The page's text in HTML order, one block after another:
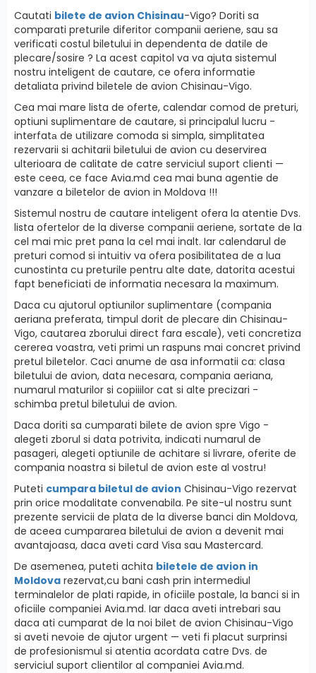
Cautati bilete de avion Chisinau-Vigo? Doriti sa
comparati preturile diferitor companii aeriene, sau sa
verificati costul biletului in dependenta de datile de
plecare/sosire ? La acest capitol va va ajuta sistemul
nostru inteligent de cautare, ce ofera informatie
detaliata privind biletele de avion Chisinau-Vigo.
Cea mai mare lista de oferte, calendar comod de preturi,
optiuni suplimentare de cautare, si principalul lucru -
interfatа de utilizare comoda si simpla, simplitatea
rezervarii si achitarii biletului de avion cu deservirea
ulterioara de calitate de catre serviciul suport clienti —
este ceea, ce face Avia.md cea mai buna agentie de
vanzare a biletelor de avion in Moldova !!!
Sistemul nostru de cautare inteligent ofera la atentie Dvs.
lista ofertelor de la diverse companii aeriene, sortate de la
cel mai mic pret pana la cel mai inalt. Iar calendarul de
preturi comod si intuitiv va ofera posibilitatea de a lua
cunostinta cu preturile pentru alte date, datorita acestui
fapt beneficiati de informatia necesara la maximum.
Daca cu ajutorul optiunilor suplimentare (compania
aeriana preferata, timpul dorit de plecare din Chisinau-
Vigo, cautarea zborului direct fara escale), veti concretiza
cererea voastra, veti primi un raspuns mai concret privind
pretul biletelor. Caci anume de asa informatii ca: clasa
biletului de avion, data necesara, compania aeriana,
numarul maturilor si copiiilor cat si alte precizari -
schimba pretul biletului de avion.
Daca doriti sa cumparati bilete de avion spre Vigo -
alegeti zborul si data potrivita, indicati numarul de
pasageri, alegeti optiunile de achitare si livrare, oferite de
compania noastra si biletul de avion este al vostru!
Puteti cumpara biletul de avion Chisinau-Vigo rezervat
prin orice modalitate convenabila. Pe site-ul nostru sunt
prezente servicii de plata de la diverse banci din Moldova,
de aceea cumpararea biletului de avion a devenit mai
avantajoasa, daca aveti card Visa sau Mastercard.
De asemenea, puteti achita biletele de avion in
Moldova rezervat,cu bani cash prin intermediul
terminalelor de plati rapide, in oficiile postale, la banci si in
oficiile companiei Avia.md. Iar daca aveti intrebari sau
daca ati cumparat de la noi bilet de avion Chisinau-Vigo
si aveti nevoie de ajutor urgent — veti fi placut surprinsi
de profesionismul si atentia acordata catre Dvs. de
serviciul suport clientilor al companiei Avia.md.